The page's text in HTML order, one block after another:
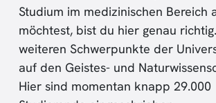
Studium im medizinischen Bereich
möchtest, bist du hier genau
weiteren Schwerpunkte der
auf den Geistes- und
Hier sind momentan knapp 29.000